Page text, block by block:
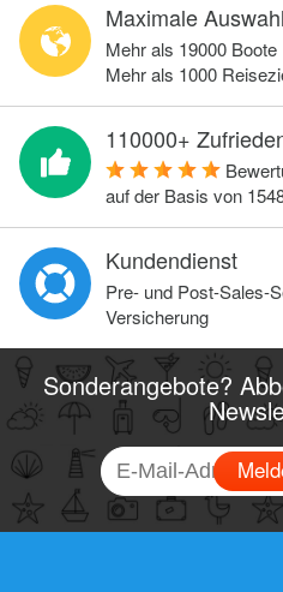
Maximale Auswahl
Mehr als 19000 Boote
Mehr als 1000
110000+
auf der Basis von
Kundendienst
Pre- und Post-Sales-
Versicherung
Sonderangebote?